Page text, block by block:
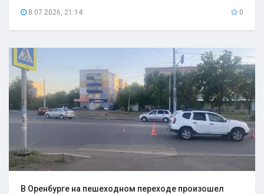
8.07.2026, 21:14 0
В Оренбурге на пешеходном переходе произошел